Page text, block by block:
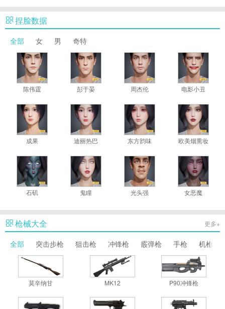
捏脸数据
全部 女 男 奇特
陈伟霆 彭于晏 周杰伦 电影小丑
成果 迪丽热巴 东方韵味 欧美烟熏妆
石矶 鬼瞳 光头强 女恶魔
枪械大全 更多+
全部 突击步枪 狙击枪 冲锋枪 霰弹枪 手枪 机枪
莫辛纳甘 MK12 P90冲锋枪